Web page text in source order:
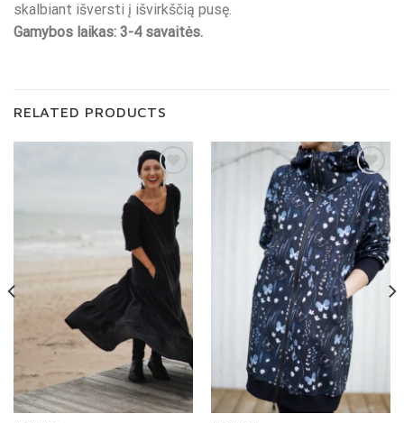
skalbiant išversti į išvirkščią pusę.
Gamybos laikas: 3-4 savaitės.
RELATED PRODUCTS
Pridėti į
"Patikusios
prekės"
Pridėti į
"Patikusios
prekės"